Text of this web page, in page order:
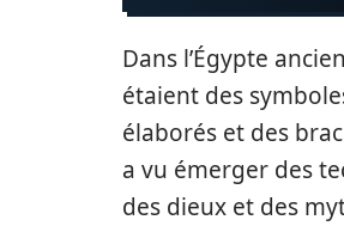
Dans l’Égypte
étaient des
élaborés et des
a vu émerger des
des dieux et des